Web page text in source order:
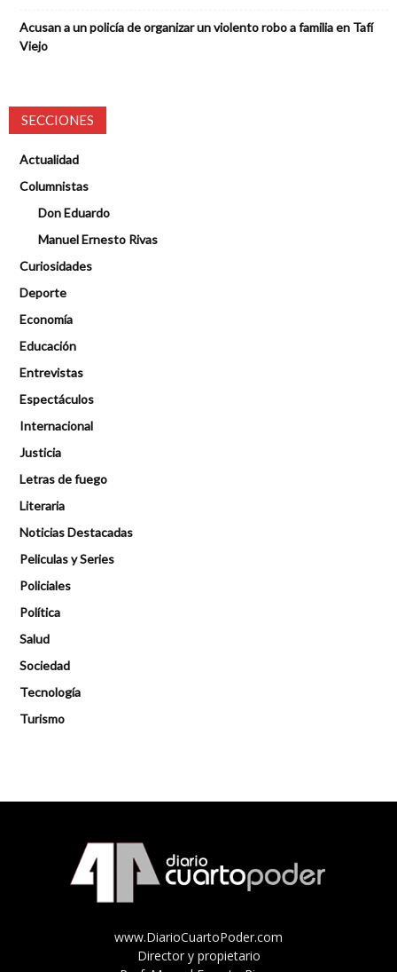
Acusan a un policía de organizar un violento robo a familia en Tafí
Viejo
SECCIONES
Actualidad
Columnistas
Don Eduardo
Manuel Ernesto Rivas
Curiosidades
Deporte
Economía
Educación
Entrevistas
Espectáculos
Internacional
Justicia
Letras de fuego
Literaria
Noticias Destacadas
Peliculas y Series
Policiales
Política
Salud
Sociedad
Tecnología
Turismo
www.DiarioCuartoPoder.com
Director y propietario